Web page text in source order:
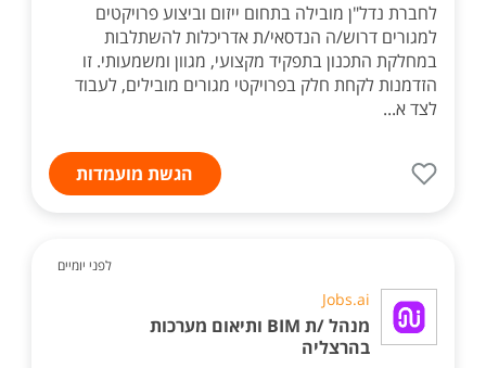
לחברת נדל"ן מובילה בתחום ייזום וביצוע פרויקטים
למגורים דרוש/ה הנדסאי/ת אדריכלות להשתלבות
במחלקת התכנון בתפקיד מקצועי, מגוון ומשמעותי. זו
הזדמנות לקחת חלק בפרויקטי מגורים מובילים, לעבוד
לצד א...
הגשת מועמדות
לפני יומיים
Jobs.ai
מנהל /ת BIM ותיאום מערכות
בהרצליה